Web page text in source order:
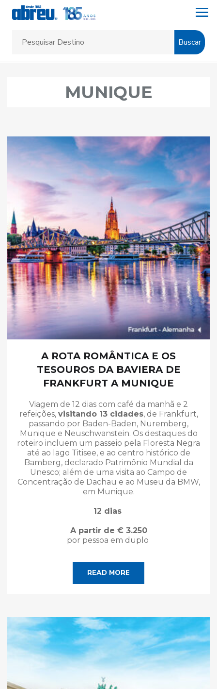
Buscar
MUNIQUE
A ROTA ROMÂNTICA E OS
TESOUROS DA BAVIERA DE
FRANKFURT A MUNIQUE
Viagem de 12 dias com café da manhã e 2
refeições, visitando 13 cidades, de Frankfurt,
passando por Baden-Baden, Nuremberg,
Munique e Neuschwanstein. Os destaques do
roteiro incluem um passeio pela Floresta Negra
até ao lago Titisee, e ao centro histórico de
Bamberg, declarado Patrimônio Mundial da
Unesco; além de uma visita ao Campo de
Concentração de Dachau e ao Museu da BMW,
em Munique.
12 dias
A partir de € 3.250
por pessoa em duplo
READ MORE